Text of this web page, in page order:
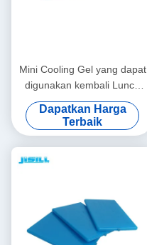
Mini Cooling Gel yang dapat
digunakan kembali Lunch
Ice Packs Freezer Packs
tahan lama untuk makanan
beku
Dapatkan Harga
Terbaik